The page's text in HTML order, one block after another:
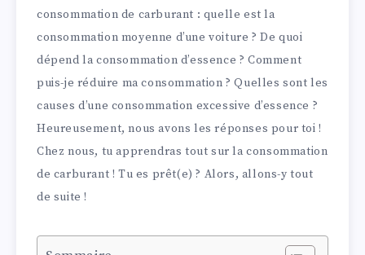
consommation de carburant : quelle est la
consommation moyenne d’une voiture ? De quoi
dépend la consommation d’essence ? Comment
puis-je réduire ma consommation ? Quelles sont les
causes d’une consommation excessive d’essence ?
Heureusement, nous avons les réponses pour toi !
Chez nous, tu apprendras tout sur la consommation
de carburant ! Tu es prêt(e) ? Alors, allons-y tout
de suite !